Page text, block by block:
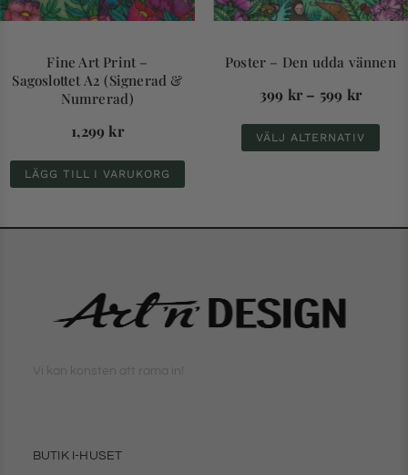
Fine Art Print –
Sagoslottet A2 (Signerad &
Numrerad)
1,299 kr
LÄGG TILL I VARUKORG
Poster – Den udda vännen
399 kr – 599 kr
VÄLJ ALTERNATIV
Vi kan konsten att rama in!
BUTIK I-HUSET